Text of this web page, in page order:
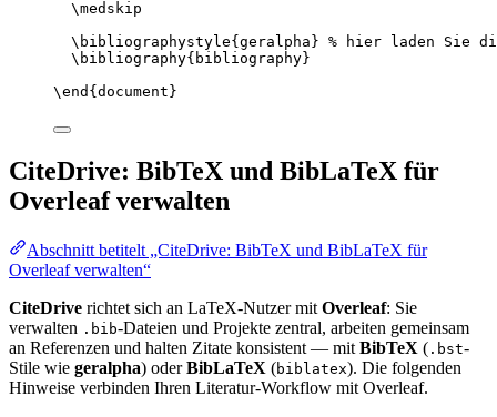
\medskip
\bibliographystyle{geralpha} % hier laden Sie
\bibliography{bibliography}
\end { document }
CiteDrive: BibTeX und BibLaTeX für
Overleaf verwalten
Abschnitt betitelt „CiteDrive: BibTeX und BibLaTeX für
Overleaf verwalten“
CiteDrive richtet sich an LaTeX-Nutzer mit Overleaf: Sie
verwalten .bib-Dateien und Projekte zentral, arbeiten gemeinsam
an Referenzen und halten Zitate konsistent — mit BibTeX ( .bst-
Stile wie geralpha) oderBibLaTeX (biblatex). Die folgenden
Hinweise verbinden Ihren Literatur-Workflow mit Overleaf.